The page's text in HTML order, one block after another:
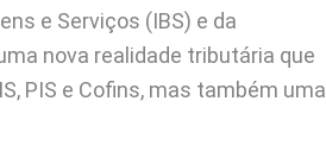
e Serviços (IBS) e da
nova realidade tributária que
PIS e Cofins, mas também uma